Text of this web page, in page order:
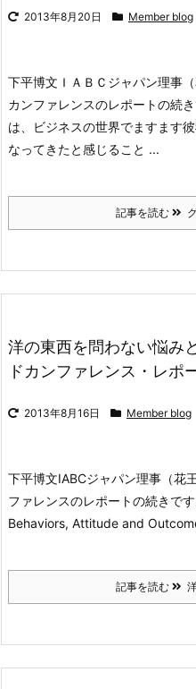
2013年8月20日 Member blog
下平博文 ＩＡＢＣジャパン理事
カンファレンスのレポートの続き
は、ビジネスの世界でますます
なってきたと感じること ...
記事を読む
洋の東西を問わない悩
ドカンファレンス・レポ
2013年8月16日 Member blog
下平博文IABCジャパン理事（花
ファレンスのレポートの続きです
Behaviors, Attitude and
記事を読む